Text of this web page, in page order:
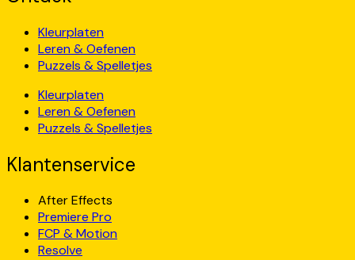
Kleurplaten
Leren & Oefenen
Puzzels & Spelletjes
Kleurplaten
Leren & Oefenen
Puzzels & Spelletjes
Klantenservice
After Effects
Premiere Pro
FCP & Motion
Resolve